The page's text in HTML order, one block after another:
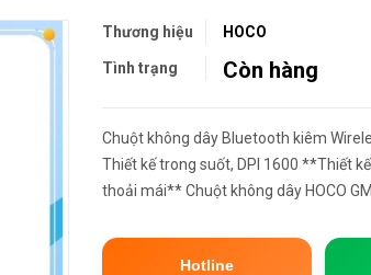
Thương hiệu HOCO
Tình trạng Còn hàng
Chuột không dây Bluetooth kiêm
Thiết kế trong suốt, DPI 1600 **Thiết
thoải mái** Chuột không dây HOCO
Được chế tác ...
Hotline